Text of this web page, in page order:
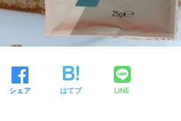
シェア はてブ LINE